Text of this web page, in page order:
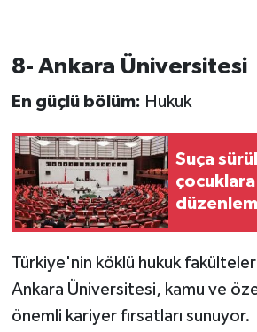
8- Ankara Üniversitesi
En güçlü bölüm: Hukuk
Suça
Türkiye'nin köklü hukuk
Ankara Üniversitesi, kamu ve
önemli kariyer fırsatları sunuyor.